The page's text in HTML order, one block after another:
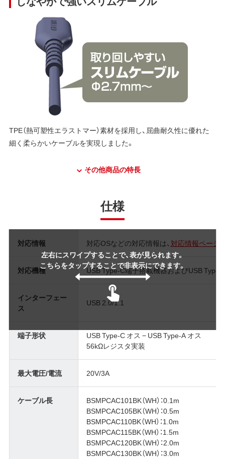
TPE（熱可塑性エラストマー）素材を採用し、屈曲耐久性に優れた
細く柔らかいケーブルを実現しました。
その他商品の特長
仕様
左右にスワイプすることで、表が見られます。
こちらをタップすることで非表示にできます。
対応情報 対応OSなどの対応情報は、 対応情報ページ
対応機種 USB Type-C端子搭載機器およびUSB Type-
インターフェー
ス
USB 2.0/1.1
端子形状
USB Type-C オス − USB Type-A オス
56kΩレジスタ実装
最大電圧/電流 20V/3A
ケーブル長
BSMPCAC101BK（WH）：0.1m
BSMPCAC105BK（WH）：0.5m
BSMPCAC110BK（WH）：1.0m
BSMPCAC115BK（WH）：1.5m
BSMPCAC120BK（WH）：2.0m
BSMPCAC130BK（WH）：3.0m